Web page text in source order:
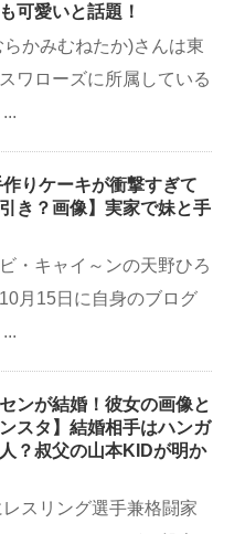
可愛いと話題！
かみむねたか)さんは東
ワローズに所属している
作りケーキが衝撃すぎて
き？画像】実家で妹と手
・キャイ～ンの天野ひろ
月15日に自身のブログ
センが結婚！彼女の画像と
スタ】結婚相手はハンガ
？叔父の山本KIDが明か
スリング選手兼格闘家